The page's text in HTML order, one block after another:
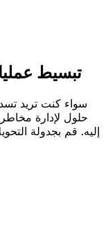
تبسيط
سواء كنت تريد
حلول لإدارة